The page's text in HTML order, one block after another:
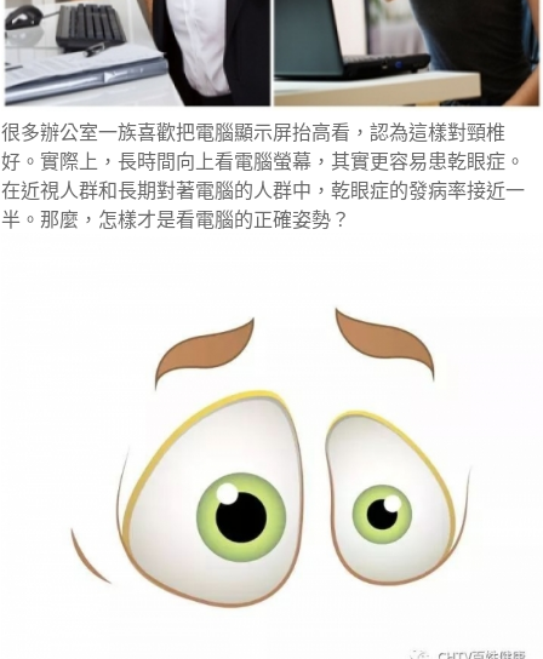
很多辦公室一族喜歡把電腦顯示屏抬高看，認為這樣對頸椎
好。實際上，長時間向上看電腦螢幕，其實更容易患乾眼症。
在近視人群和長期對著電腦的人群中，乾眼症的發病率接近一
半。那麼，怎樣才是看電腦的正確姿勢？